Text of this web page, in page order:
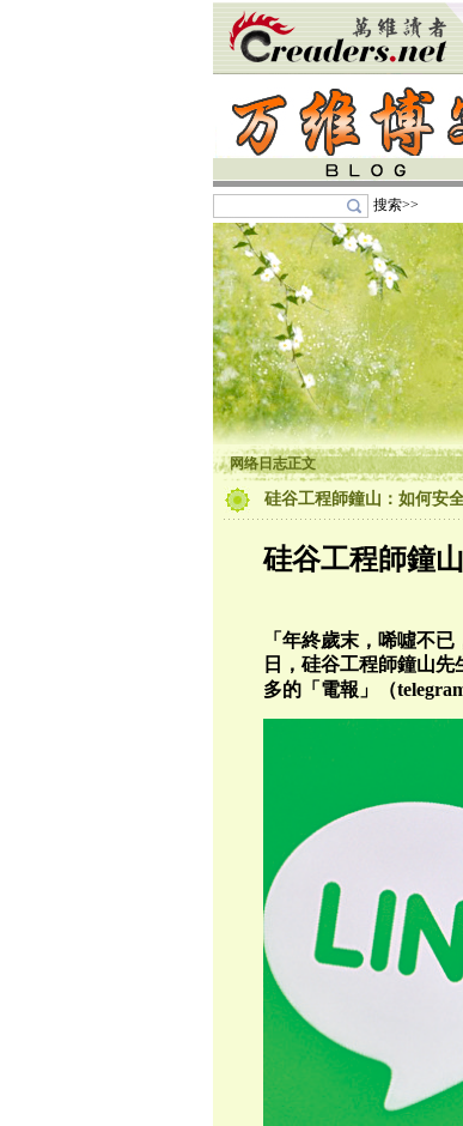
搜索>>
网络日志正文
硅谷工程師鐘山：如何安
硅谷工程師鐘山
「年終歲末，唏噓不
日，硅谷工程師鐘山
多的「電報」（